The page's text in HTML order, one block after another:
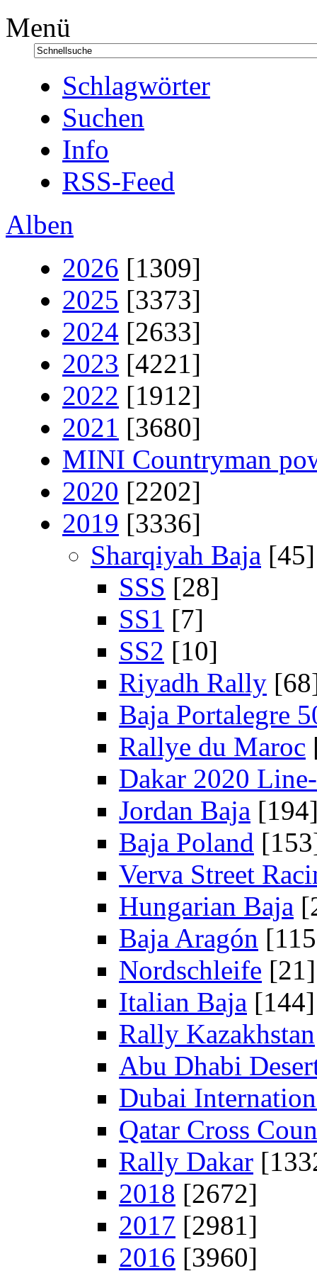
Menü
Schlagwörter
Suchen
Info
RSS-Feed
Alben
2026 [1309]
2025 [3373]
2024 [2633]
2023 [4221]
2022 [1912]
2021 [3680]
MINI Countryman
2020 [2202]
2019 [3336]
Sharqiyah Baja [45]
SSS [28]
SS1 [7]
SS2 [10]
Riyadh Rally
Baja Portalegre
Rallye du Maroc
Dakar 2020
Jordan Baja
Baja Poland
Verva Street
Hungarian Baja
Baja Aragón
Nordschleife [21]
Italian Baja [144]
Rally Kazakhstan
Abu Dhabi
Dubai
Qatar Cross
Rally Dakar
2018 [2672]
2017 [2981]
2016 [3960]